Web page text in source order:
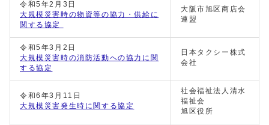
令和5年2月3日
大規模災害時の物資等の協力・供給に
関する協定
大阪市旭区商店会
連盟
令和5年3月2日
大規模災害時の消防活動への協力に関
する協定
日本タクシー株式
会社
令和6年3月11日
大規模災害発生時に関する協定
社会福祉法人清水
福祉会
旭区役所